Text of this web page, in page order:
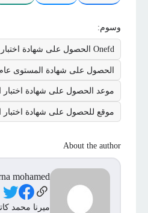
وسوم:
Onefd الحصول على شهادة اختبار المستوى
الحصول على شهادة المستوى عام
موعد الحصول على شهادة اختبار
موقع للحصول على شهادة اختبار
About the author
mohamed
Social Links
ميرنا محمد